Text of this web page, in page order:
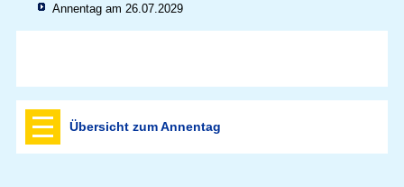
Annentag am 26.07.2029
Übersicht zum Annentag